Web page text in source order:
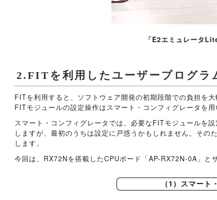
「E2エミュレータ
2.FITを利用したユーザープログラ
FITを利用すると、ソフトウェア開発の初期段階での負担を
FITモジュールの設定操作はスマート・コンフィグレータを
スマート・コンフィグレータでは、必要なFITモジュールを
しますが、最初のうちは設定に戸惑うかもしれません。そ
します。
今回は、RX72Nを搭載したCPUボード「AP-RX72N-0A」と
（1）スマー